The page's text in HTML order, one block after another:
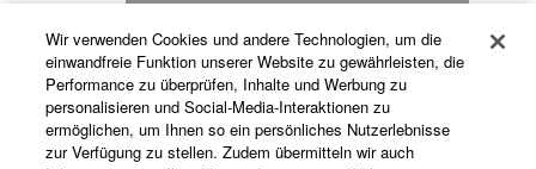
Wir verwenden Cookies und andere Technologien, um die
einwandfreie Funktion unserer Website zu gewährleisten, die
Performance zu überprüfen, Inhalte und Werbung zu
personalisieren und Social-Media-Interaktionen zu
ermöglichen, um Ihnen so ein persönliches Nutzerlebnisse
zur Verfügung zu stellen. Zudem übermitteln wir auch